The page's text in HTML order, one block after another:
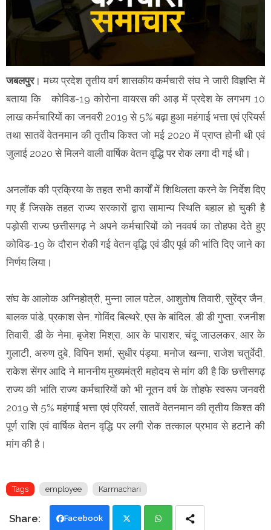
जबलपुर। मध्य प्रदेश तृतीय वर्ग शासकीय कर्मचारी संघ ने जारी विज्ञप्ति में
बताया कि कोविड-19 कोरोना वायरस की आड़ में प्रदेश के लगभग 10
लाख कर्मचारियों का जनवरी 2019 से 5% बढ़ा हुआ महंगाई भत्ता एवं एरियर्स
तथा सातवें वेतनमान की तृतीय किश्त जो मई 2020 में प्राप्त होनी थी एवं
जुलाई 2020 से मिलने वाली वार्षिक वेतन वृद्धि पर रोक लगा दी गई थी।
अनलॉक की प्रक्रिया के तहत सभी कार्यों में शिथिलता करने के निर्देश दिए
गए हैं जिसके तहत राज्य सरकारों द्वारा सामान्य स्थिति बहाल हो चुकी है
पड़ोसी राज्य छत्तीसगढ़ ने अपने कर्मचारियों को नववर्ष का तोहफा देते हुए
कोविड-19 के दौरान रोकी गई वेतन वृद्धि एवं डीए पूर्व की भांति दिए जाने का
निर्णय लिया।
संघ के आलोक अग्निहोत्री, मुन्ना लाल पटेल, आशुतोष तिवारी, सुरेंद्र जैन,
बालक पांडे, प्रकाश सेन, गोविंद बिल्थरे, एस के बांदिल, डी डी गुप्ता, रजनीश
तिवारी, डी के नेमा, बृजेश मिश्रा, आर के पाराशर, चंदू जाउलकर, आर के
गुलाटी, अरुण दुबे, विपिन शर्मा, सुधीर पंड्या, मनोज खन्ना, राजेश चतुर्वेदी,
राकेश सेंगर आदि ने माननीय मुख्यमंत्री महोदय से मांग की है कि छत्तीसगढ़
राज्य की भांति राज्य कर्मचारियों को भी नूतन वर्ष के तोहफे स्वरूप जनवरी
2019 से 5% महंगाई भत्ता एवं एरियर्स, सातवें वेतनमान की तृतीय किश्त की
पूर्ण राशि एवं वार्षिक वेतन वृद्धि पर लगी रोक तत्काल प्रभाव से हटाने की
मांग की है।
Tags employee Karmachari
Facebook